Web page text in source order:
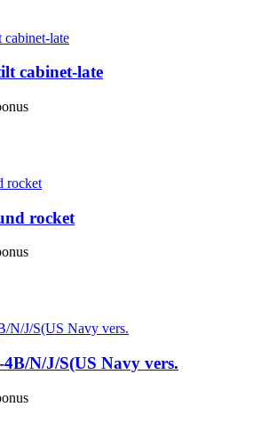
cabinet-late
rocket
N/J/S(US Navy vers.